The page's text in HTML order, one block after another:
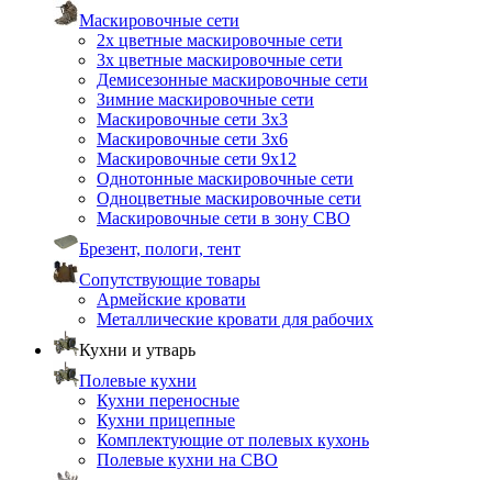
Маскировочные сети
2х цветные маскировочные сети
3х цветные маскировочные сети
Демисезонные маскировочные сети
Зимние маскировочные сети
Маскировочные сети 3х3
Маскировочные сети 3х6
Маскировочные сети 9х12
Однотонные маскировочные сети
Одноцветные маскировочные сети
Маскировочные сети в зону СВО
Брезент, пологи, тент
Сопутствующие товары
Армейские кровати
Металлические кровати для рабочих
Кухни и утварь
Полевые кухни
Кухни переносные
Кухни прицепные
Комплектующие от полевых кухонь
Полевые кухни на СВО